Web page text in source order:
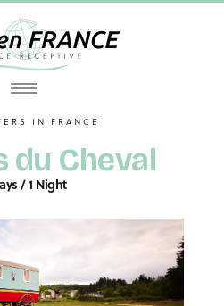
IN FRANCE
du Cheval
/ 1 Night